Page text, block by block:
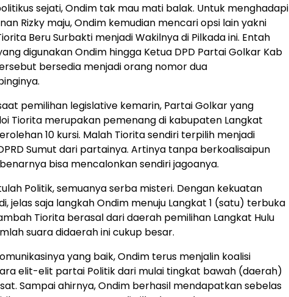
sejati, Ondim tak mau mati balak. Untuk menghadapi
Rizky maju, Ondim kemudian mencari opsi lain yakni
Beru Surbakti menjadi Wakilnya di Pilkada ini. Entah
digunakan Ondim hingga Ketua DPD Partai Golkar Kab
bersedia menjadi orang nomor dua
pemilihan legislative kemarin, Partai Golkar yang
Tiorita merupakan pemenang di kabupaten Langkat
10 kursi. Malah Tiorita sendiri terpilih menjadi
Sumut dari partainya. Artinya tanpa berkoalisaipun
bisa mencalonkan sendiri jagoanya.
Politik, semuanya serba misteri. Dengan kekuatan
jelas saja langkah Ondim menuju Langkat 1 (satu) terbuka
Tiorita berasal dari daerah pemilihan Langkat Hulu
suara didaerah ini cukup besar.
yang baik, Ondim terus menjalin koalisi
elit-elit partai Politik dari mulai tingkat bawah (daerah)
Sampai ahirnya, Ondim berhasil mendapatkan sebelas